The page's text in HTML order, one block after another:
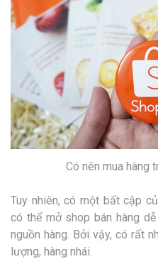
Có nên mua hàng
Tuy nhiên, có một bất cập
có thể mở shop bán hàng
nguồn hàng. Bởi vậy, có rất
lượng, hàng nhái.